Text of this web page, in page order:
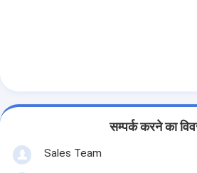
सम्पर्क करने का
Sales Team